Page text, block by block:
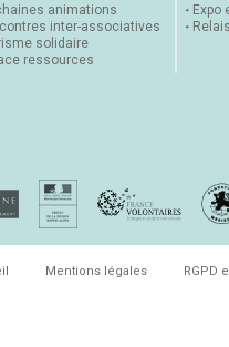
animations
inter-associatives
solidaire
ressources
Expo
Mentions légales RGPD